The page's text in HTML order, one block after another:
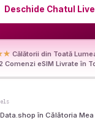
Deschide Chatul Live
Călătorii din Toată
Comenzi eSIM Livrate în
în Călătoria Mea